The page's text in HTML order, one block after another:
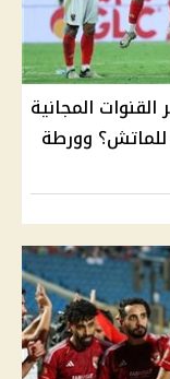
المجانية
وورطة